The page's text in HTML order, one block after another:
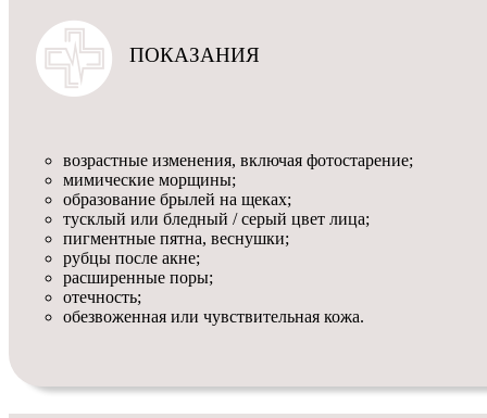
ПОКАЗАНИЯ
возрастные изменения, включая фотостарение;
мимические морщины;
образование брылей на щеках;
тусклый или бледный / серый цвет лица;
пигментные пятна, веснушки;
рубцы после акне;
расширенные поры;
отечность;
обезвоженная или чувствительная кожа.